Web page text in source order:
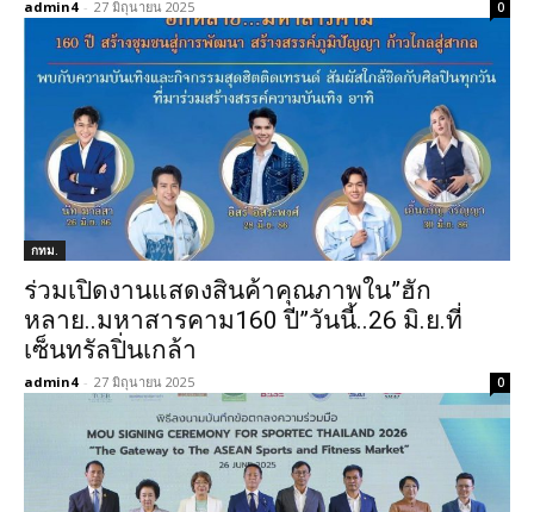
admin4 - 27 มิถุนายน 2025 0
กทม.
ร่วมเปิดงานแสดงสินค้าคุณภาพใน”ฮัก
หลาย..มหาสารคาม160 ปี”วันนี้..26 มิ.ย.ที่
เซ็นทรัลปิ่นเกล้า
admin4 - 27 มิถุนายน 2025 0